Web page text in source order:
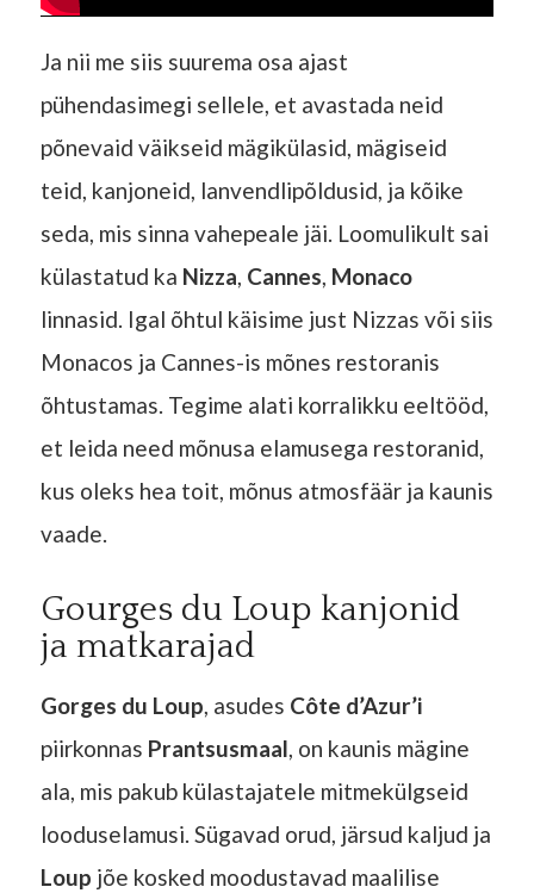
Ja nii me siis suurema osa ajast
pühendasimegi sellele, et avastada neid
põnevaid väikseid mägikülasid, mägiseid
teid, kanjoneid, lanvendlipõldusid, ja kõike
seda, mis sinna vahepeale jäi. Loomulikult sai
külastatud ka Nizza, Cannes, Monaco
linnasid. Igal õhtul käisime just Nizzas või siis
Monacos ja Cannes-is mõnes restoranis
õhtustamas. Tegime alati korralikku eeltööd,
et leida need mõnusa elamusega restoranid,
kus oleks hea toit, mõnus atmosfäär ja kaunis
vaade.
Gourges du Loup kanjonid
ja matkarajad
Gorges du Loup, asudes Côte d’Azur’i
piirkonnas Prantsusmaal, on kaunis mägine
ala, mis pakub külastajatele mitmekülgseid
looduselamusi. Sügavad orud, järsud kaljud ja
Loup jõe kosked moodustavad maalilise